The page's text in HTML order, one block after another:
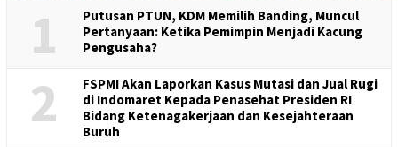
1
Putusan PTUN, KDM Memilih Banding, Muncul
Pertanyaan: Ketika Pemimpin Menjadi Kacung
Pengusaha?
2
FSPMI Akan Laporkan Kasus Mutasi dan Jual Rugi
di Indomaret Kepada Penasehat Presiden RI
Bidang Ketenagakerjaan dan Kesejahteraan
Buruh